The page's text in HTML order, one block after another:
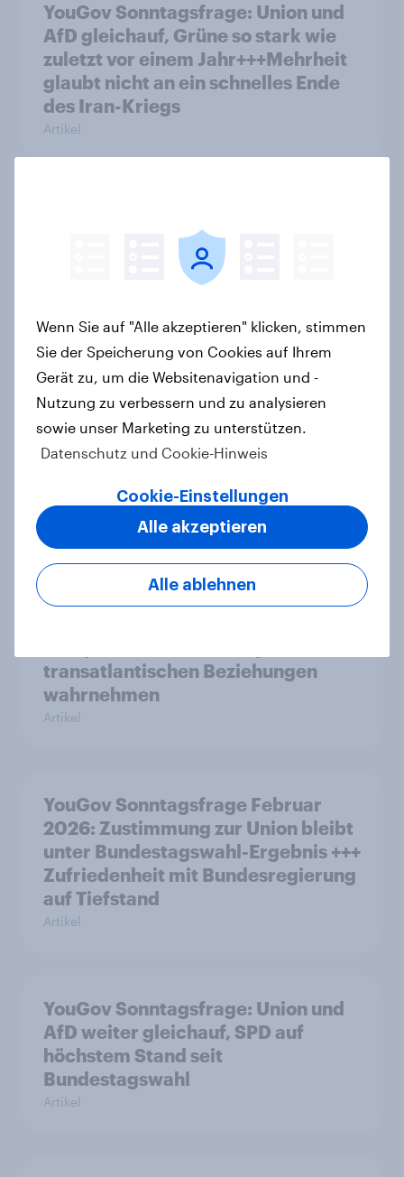
YouGov Sonntagsfrage: Union und
AfD gleichauf, Grüne so stark wie
zuletzt vor einem Jahr+++Mehrheit
glaubt nicht an ein schnelles Ende
des Iran-Kriegs
Artikel
dass die Geschlechter
gleichgestellt sein sollten, aber
nicht, ob sie schon gleichgestellt
Artikel
Landtagswahl Baden-Württemberg
2026: Wirtschaft, Zuwanderung,
Themen – CDU überzeugt als Partei,
Cem Özdemir als Kandidat
transatlantischen Beziehungen
wahrnehmen
Artikel
YouGov Sonntagsfrage Februar
2026: Zustimmung zur Union bleibt
unter Bundestagswahl-Ergebnis +++
Zufriedenheit mit Bundesregierung
auf Tiefstand
Artikel
YouGov Sonntagsfrage: Union und
AfD weiter gleichauf, SPD auf
höchstem Stand seit
Bundestagswahl
Artikel
Wenn Sie auf "Alle akzeptieren" klicken, stimmen
Sie der Speicherung von Cookies auf Ihrem
Gerät zu, um die Websitenavigation und -
Nutzung zu verbessern und zu analysieren
sowie unser Marketing zu unterstützen.
Datenschutz und Cookie-Hinweis
Cookie-Einstellungen
Alle ablehnen
Alle akzeptieren